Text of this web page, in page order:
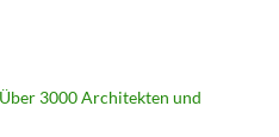
Über 3000 Architekten und